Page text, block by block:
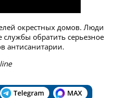
окрестных домов. Люди
обратить серьезное
антисанитарии.
Telegram MAX